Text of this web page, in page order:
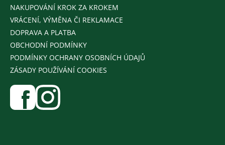
NAKUPOVÁNÍ KROK ZA KROKEM
VRÁCENÍ, VÝMĚNA ČI REKLAMACE
DOPRAVA A PLATBA
OBCHODNÍ PODMÍNKY
PODMÍNKY OCHRANY OSOBNÍCH ÚDAJŮ
ZÁSADY POUŽÍVÁNÍ COOKIES